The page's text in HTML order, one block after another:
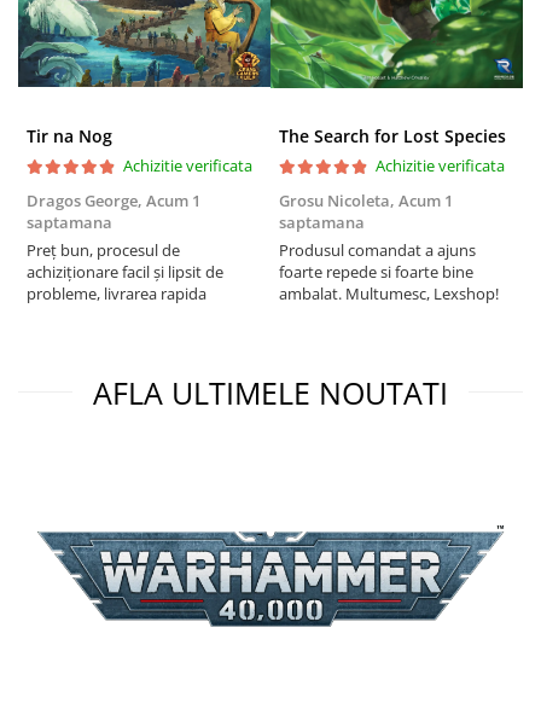
Educative
Puzzle 300 piese
Puzzle
Puzzle 70 piese
Puzzle cu 100 piese
Puzzle cu 200 piese
Puzzle XXL
Puzzle 2 in 1
Puzzle 8000 piese
Mandala
Puzzle 24 piese
Puzzle-uri metalice si logice
Tir na Nog
Achizitie verificata
Dragos George, Acum 1
saptamana
Preț bun, procesul de
achiziționare facil și lipsit de
probleme, livrarea rapida
The Search for Lost Species
Achizitie verificata
Grosu Nicoleta, Acum 1
saptamana
Produsul comandat a ajuns
foarte repede si foarte bine
ambalat. Multumesc, Lexshop!
AFLA ULTIMELE NOUTATI